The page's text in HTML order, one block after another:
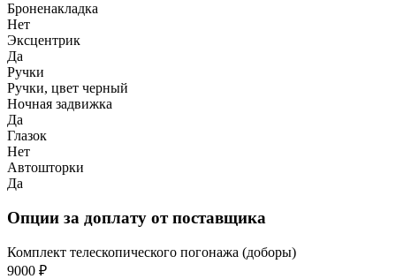
Броненакладка
Нет
Эксцентрик
Да
Ручки
Ручки, цвет черный
Ночная задвижка
Да
Глазок
Нет
Автошторки
Да
Опции за доплату от поставщика
Комплект телескопического погонажа (доборы)
9000 ₽